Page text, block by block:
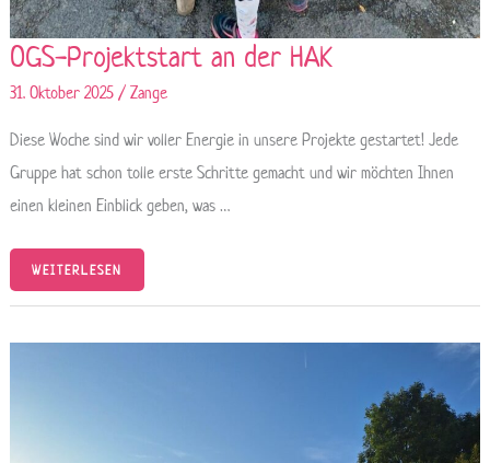
OGS-Projektstart an der HAK
31. Oktober 2025/Zange
Diese Woche sind wir voller Energie in unsere Projekte gestartet! Jede
Gruppe hat schon tolle erste Schritte gemacht und wir möchten Ihnen
einen kleinen Einblick geben, was …
WEITERLESEN
SPONSORENWANDERUNG